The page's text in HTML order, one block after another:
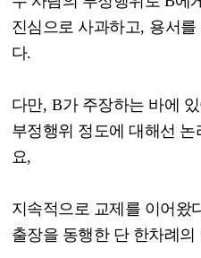
진심으로 사과하고, 용서를
다.
다만, B가 주장하는 바에 있
부정행위 정도에 대해선
요,
지속적으로 교제를 이어왔
출장을 동행한 단 한차례의